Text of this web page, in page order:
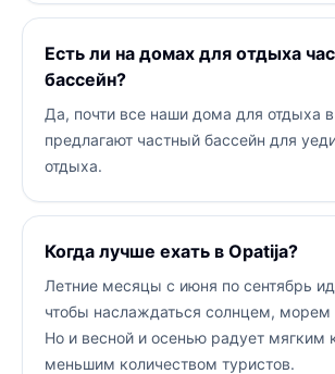
Есть ли на домах для отдыха
бассейн?
Да, почти все наши дома для отдыха
предлагают частный бассейн для
отдыха.
Когда лучше ехать в Opatija?
Летние месяцы с июня по сентябрь
чтобы наслаждаться солнцем, морем
Но и весной и осенью радует мягким
меньшим количеством туристов.